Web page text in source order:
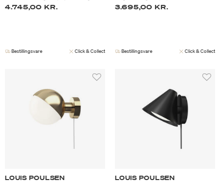
4.745,00 KR.
Bestillingsvare Click & Collect
3.695,00 KR.
Bestillingsvare Click & Collect
LOUIS POULSEN
LOUIS POULSEN